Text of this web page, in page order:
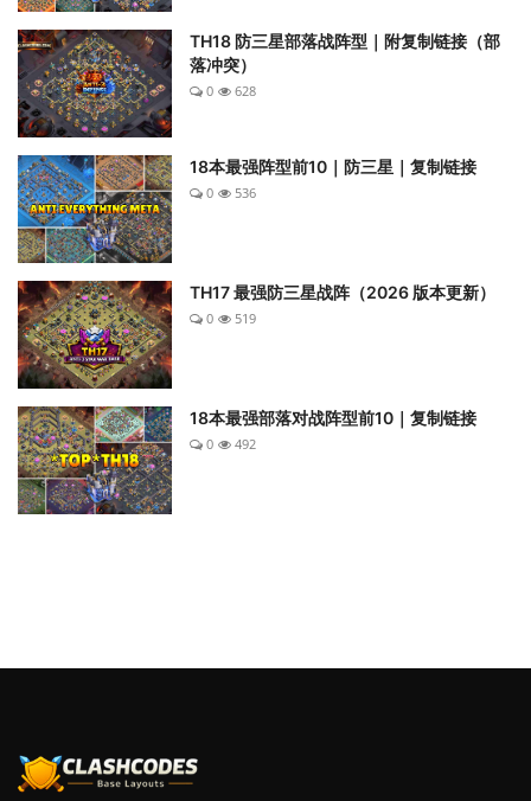
TH18 防三星部落战阵型｜附复制链接（部
落冲突）
0 628
18本最强阵型前10｜防三星｜复制链接
0 536
TH17 最强防三星战阵（2026 版本更新）
0 519
18本最强部落对战阵型前10｜复制链接
0 492